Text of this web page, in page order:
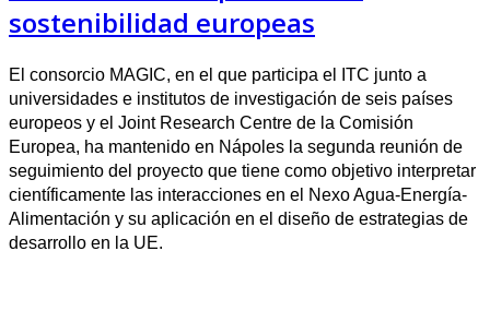
sostenibilidad europeas
El consorcio MAGIC, en el que participa el ITC junto a
universidades e institutos de investigación de seis países
europeos y el Joint Research Centre de la Comisión
Europea, ha mantenido en Nápoles la segunda reunión de
seguimiento del proyecto que tiene como objetivo interpretar
científicamente las interacciones en el Nexo Agua-Energía-
Alimentación y su aplicación en el diseño de estrategias de
desarrollo en la UE.